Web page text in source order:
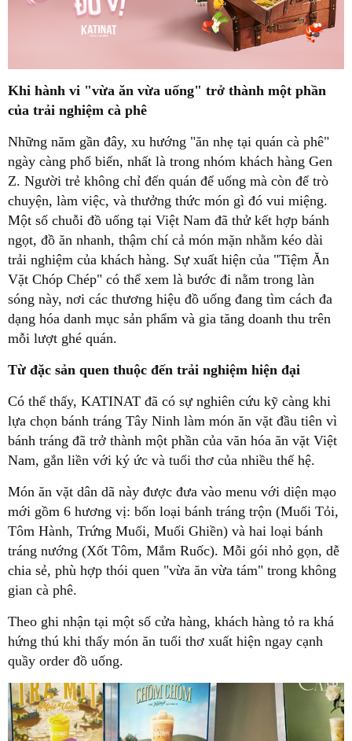
Khi hành vi "vừa ăn vừa uống" trở thành một phần
của trải nghiệm cà phê
Những năm gần đây, xu hướng "ăn nhẹ tại quán cà phê"
ngày càng phổ biến, nhất là trong nhóm khách hàng Gen
Z. Người trẻ không chỉ đến quán để uống mà còn để trò
chuyện, làm việc, và thưởng thức món gì đó vui miệng.
Một số chuỗi đồ uống tại Việt Nam đã thử kết hợp bánh
ngọt, đồ ăn nhanh, thậm chí cả món mặn nhằm kéo dài
trải nghiệm của khách hàng. Sự xuất hiện của "Tiệm Ăn
Vặt Chóp Chép" có thể xem là bước đi nằm trong làn
sóng này, nơi các thương hiệu đồ uống đang tìm cách đa
dạng hóa danh mục sản phẩm và gia tăng doanh thu trên
mỗi lượt ghé quán.
Từ đặc sản quen thuộc đến trải nghiệm hiện đại
Có thể thấy, KATINAT đã có sự nghiên cứu kỹ càng khi
lựa chọn bánh tráng Tây Ninh làm món ăn vặt đầu tiên vì
bánh tráng đã trở thành một phần của văn hóa ăn vặt Việt
Nam, gắn liền với ký ức và tuổi thơ của nhiều thế hệ.
Món ăn vặt dân dã này được đưa vào menu với diện mạo
mới gồm 6 hương vị: bốn loại bánh tráng trộn (Muối Tỏi,
Tôm Hành, Trứng Muối, Muối Ghiền) và hai loại bánh
tráng nướng (Xốt Tôm, Mắm Ruốc). Mỗi gói nhỏ gọn, dễ
chia sẻ, phù hợp thói quen "vừa ăn vừa tám" trong không
gian cà phê.
Theo ghi nhận tại một số cửa hàng, khách hàng tỏ ra khá
hứng thú khi thấy món ăn tuổi thơ xuất hiện ngay cạnh
quầy order đồ uống.